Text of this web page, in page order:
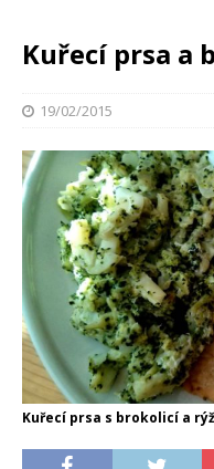
Kuřecí prsa a
19/02/2015
Kuřecí prsa s brokolicí a